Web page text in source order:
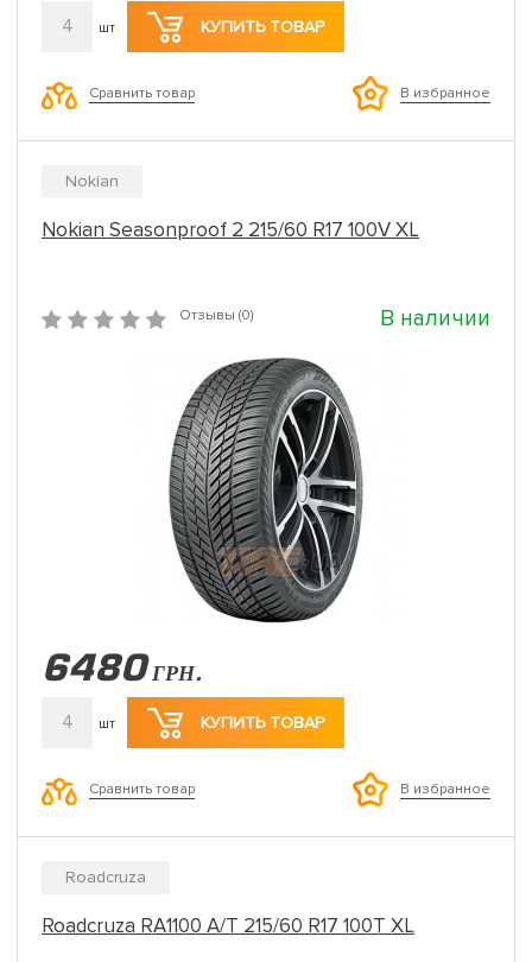
4 шт КУПИТЬ ТОВАР
Сравнить товар В избранное
Nokian
Nokian Seasonproof 2 215/60 R17 100V XL
Отзывы (0) В наличии
6480 ГРН.
4 шт КУПИТЬ ТОВАР
Сравнить товар В избранное
Roadcruza
Roadcruza RA1100 A/T 215/60 R17 100T XL